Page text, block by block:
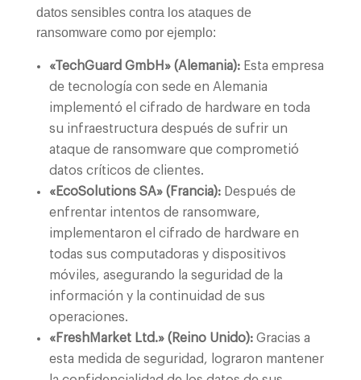
datos sensibles contra los ataques de
ransomware como por ejemplo:
«TechGuard GmbH» (Alemania):Esta empresa
de tecnología con sede en Alemania
implementó el cifrado de hardware en toda
su infraestructura después de sufrir un
ataque de ransomware que comprometió
datos críticos de clientes.
«EcoSolutions SA» (Francia):Después de
enfrentar intentos de ransomware,
implementaron el cifrado de hardware en
todas sus computadoras y dispositivos
móviles, asegurando la seguridad de la
información y la continuidad de sus
operaciones.
«FreshMarket Ltd.» (Reino Unido):Gracias a
esta medida de seguridad, lograron mantener